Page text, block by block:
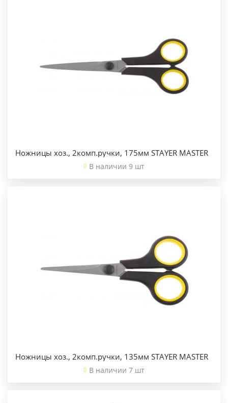
Ножницы хоз., 2комп.ручки, 175мм STAYER MASTER
В наличии 9 шт
Ножницы хоз., 2комп.ручки, 135мм STAYER MASTER
В наличии 7 шт